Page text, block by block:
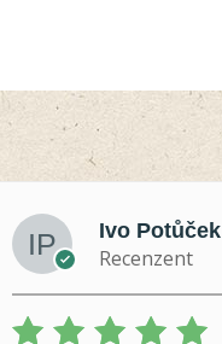
Ivo Potůček
Recenzent